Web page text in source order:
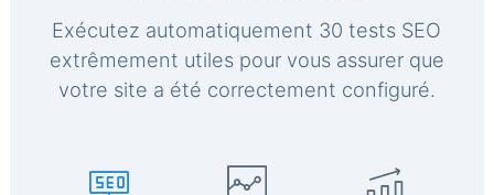
Exécutez automatiquement 30 tests SEO
extrêmement utiles pour vous assurer que
votre site a été correctement configuré.